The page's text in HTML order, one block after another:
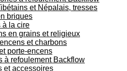
et Népalais, tresses
briques
à la cire
en grains et religieux
et charbons
porte-encens
à refoulement Backflow
et accessoires